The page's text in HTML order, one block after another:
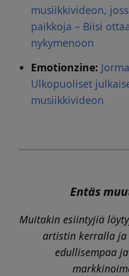
musiikkivideon,
paikkoja – Biisi
nykymenoon
Emotionzine:
Ulkopuoliset
musiikkivideon
Entäs
Muitakin esiintyjiä
artistin kerralla ja
edullisempaa